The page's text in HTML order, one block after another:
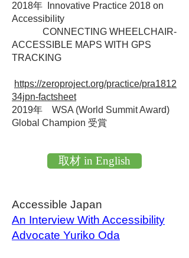
2018年 Innovative Practice 2018 on
Accessibility
CONNECTING WHEELCHAIR-
ACCESSIBLE MAPS WITH GPS
TRACKING
https://zeroproject.org/practice/pra1812
34jpn-factsheet
2019年 WSA (World Summit Award)
Global Champion 受賞
取材 in English
Accessible Japan
An Interview With Accessibility
Advocate Yuriko Oda